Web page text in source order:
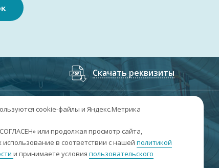
Скачать реквизиты
) 50-60-74;+7 (3852) 50-60-73
пр. Ленина, 158А, Н1/204
выходные
cookie-файлы и Яндекс.Метрика
или продолжая просмотр сайта,
в соответствии с нашей политикой
и принимаете условия пользовательского